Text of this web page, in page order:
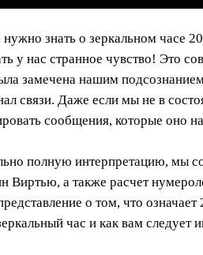
нужно знать о зеркальном
у нас странное чувство! Это
замечена нашим
связи. Даже если мы не в
сообщения, которые оно
полную интерпретацию, мы
Виртью, а также расчет
о том, что
час и как вам следует